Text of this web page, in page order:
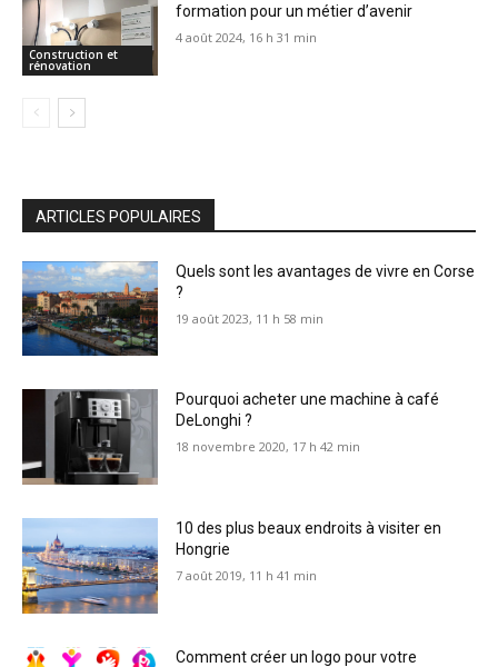
Construction et
rénovation
formation pour un métier d’avenir
4 août 2024, 16 h 31 min
ARTICLES POPULAIRES
Quels sont les avantages de vivre en Corse
?
19 août 2023, 11 h 58 min
Pourquoi acheter une machine à café
DeLonghi ?
18 novembre 2020, 17 h 42 min
10 des plus beaux endroits à visiter en
Hongrie
7 août 2019, 11 h 41 min
Comment créer un logo pour votre